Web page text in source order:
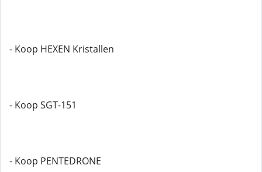
- Koop HEXEN Kristallen
- Koop SGT-151
- Koop PENTEDRONE